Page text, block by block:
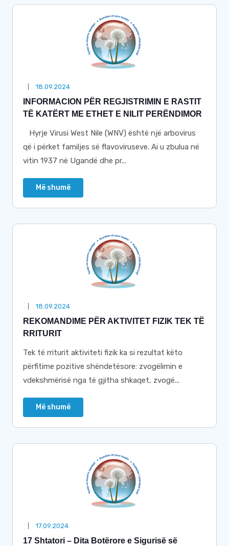
18.09.2024
INFORMACION PËR REGJISTRIMIN E RASTIT
TË KATËRT ME ETHET E NILIT PERËNDIMOR
Hyrje Virusi West Nile (WNV) është një arbovirus
që i përket familjes së flavoviruseve. Ai u zbulua në
vitin 1937 në Ugandë dhe pr...
Më shumë
18.09.2024
REKOMANDIME PËR AKTIVITET FIZIK TEK TË
RRITURIT
Tek të rriturit aktiviteti fizik ka si rezultat këto
përfitime pozitive shëndetësore: zvogëlimin e
vdekshmërisë nga të gjitha shkaqet, zvogë...
Më shumë
17.09.2024
17 Shtatori – Dita Botërore e Sigurisë së